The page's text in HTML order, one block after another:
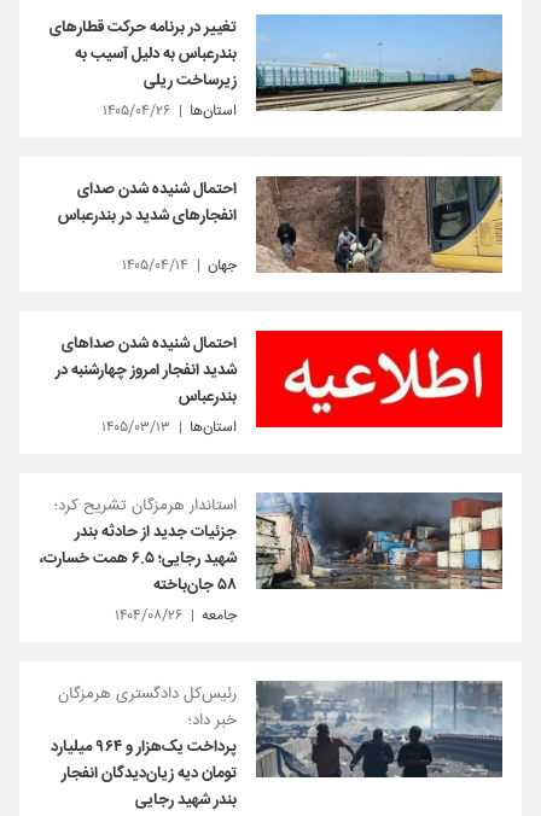
تغییر در برنامه حرکت قطارهای
بندرعباس به دلیل آسیب به
زیرساخت ریلی
استان‌ها ۱۴۰۵/۰۴/۲۶
احتمال شنیده شدن صدای
انفجارهای شدید در بندرعباس
جهان ۱۴۰۵/۰۴/۱۴
احتمال شنیده شدن صداهای
شدید انفجار امروز چهارشنبه در
بندرعباس
استان‌ها ۱۴۰۵/۰۳/۱۳
استاندار هرمزگان تشریح کرد؛
جزئیات جدید از حادثه بندر
شهید رجایی؛ ۶.۵ همت خسارت،
۵۸ جان‌باخته
جامعه ۱۴۰۴/۰۸/۲۶
رئیس‌کل دادگستری هرمزگان
خبر داد؛
پرداخت یک‌هزار و ۹۶۴ میلیارد
تومان دیه زیان‌دیدگان انفجار
بندر شهید رجایی